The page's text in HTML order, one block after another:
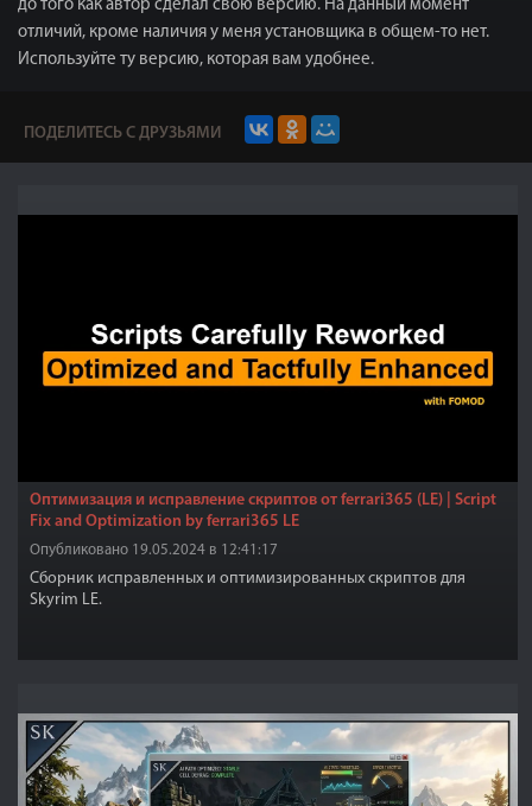
до того как автор сделал свою версию. На данный момент
отличий, кроме наличия у меня установщика в общем-то нет.
Используйте ту версию, которая вам удобнее.
ПОДЕЛИТЕСЬ С ДРУЗЬЯМИ
Оптимизация и исправление скриптов от ferrari365 (LE) | Script
Fix and Optimization by ferrari365 LE
Опубликовано 19.05.2024 в 12:41:17
Сборник исправленных и оптимизированных скриптов для
Skyrim LE.